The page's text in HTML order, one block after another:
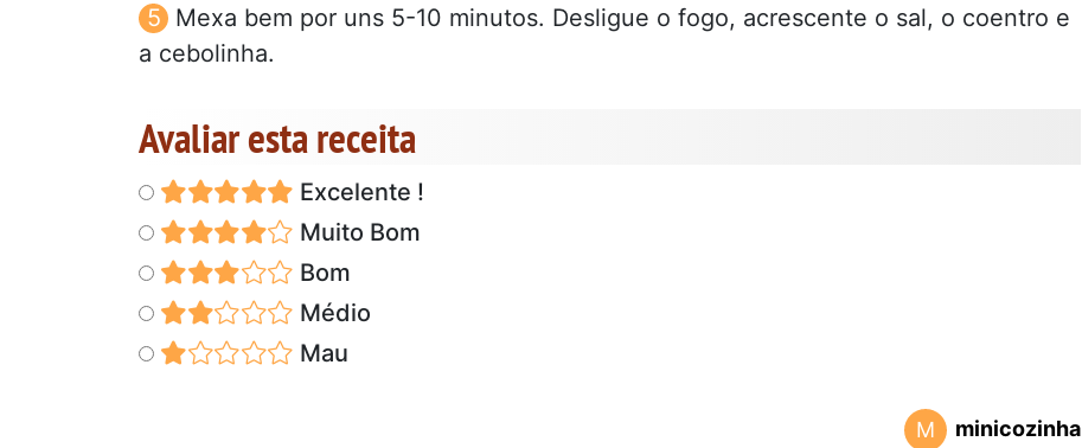
Mexa bem por uns 5-10 minutos. Desligue o fogo, acrescente o sal, o coentro e
a cebolinha.
Avaliar esta receita
Excelente !
Muito Bom
Bom
Médio
Mau
M minicozinha